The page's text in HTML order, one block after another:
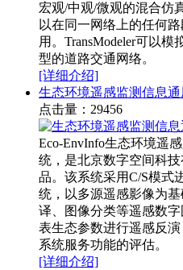
宏观/中观/微观的混合仿
以在同一网络上的任何
用。TransModeler可以
型的道路交通网络。
[详细介绍]
生态环境遥感监测信息
点击量：29456
Eco-EnvInfo生态环境遥
统，是北京数字空间科
品。该系统采用C/S模式
统，以多源遥感影像为
译、图像分类等遥感数
表生态参数进行遥感反
系统服务功能的评估。
[详细介绍]